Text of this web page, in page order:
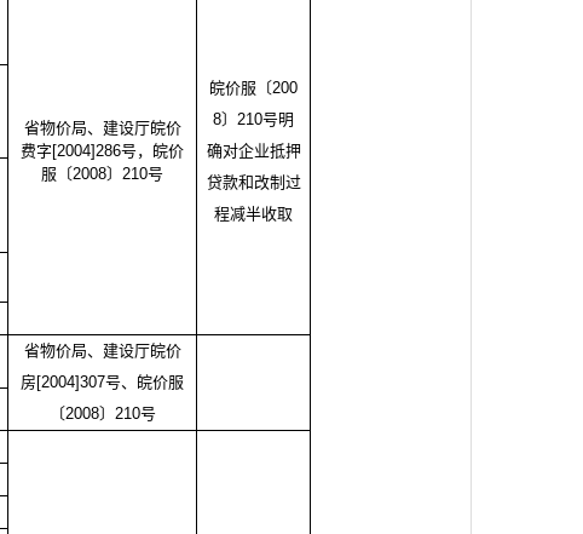
省物价局、建设厅皖价
费字 [2004]286号，皖价
服〔2008〕210号
皖价服〔200
8〕210号明
确对企业抵押
贷款和改制过
程减半收取
省物价局、建设厅皖价
房 [2004]307号、皖价服
〔2008〕210号